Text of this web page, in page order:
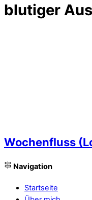
blutiger
Wochenfluss
Navigation
Startseite